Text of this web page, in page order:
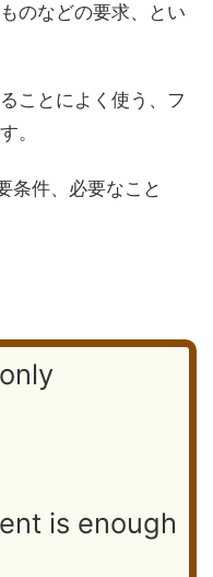
のなどの要求、とい
ことによく使う、フ
。
条件、必要なこと
is enough